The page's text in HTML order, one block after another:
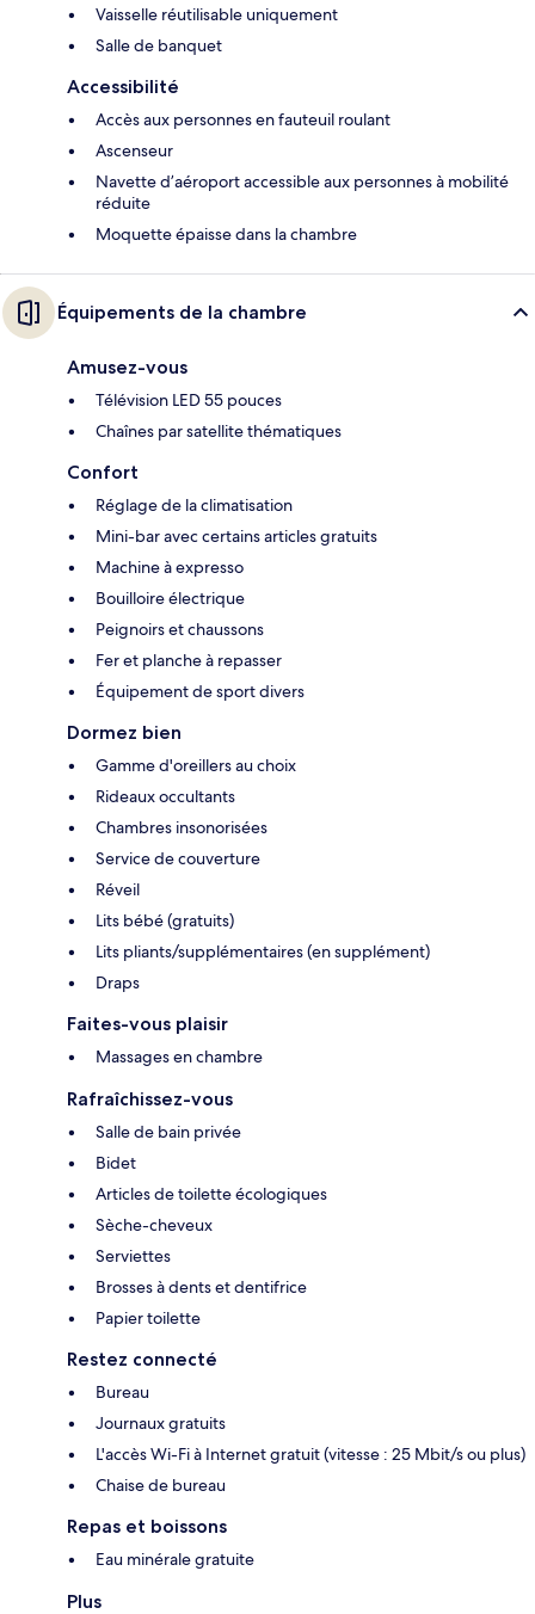
Vaisselle réutilisable uniquement
Salle de banquet
Accessibilité
Accès aux personnes en fauteuil roulant
Ascenseur
Navette d’aéroport accessible aux personnes à mobilité
réduite
Moquette épaisse dans la chambre
Équipements de la chambre
Amusez-vous
Télévision LED 55 pouces
Chaînes par satellite thématiques
Confort
Réglage de la climatisation
Mini-bar avec certains articles gratuits
Machine à expresso
Bouilloire électrique
Peignoirs et chaussons
Fer et planche à repasser
Équipement de sport divers
Dormez bien
Gamme d'oreillers au choix
Rideaux occultants
Chambres insonorisées
Service de couverture
Réveil
Lits bébé (gratuits)
Lits pliants/supplémentaires (en supplément)
Draps
Faites-vous plaisir
Massages en chambre
Rafraîchissez-vous
Salle de bain privée
Bidet
Articles de toilette écologiques
Sèche-cheveux
Serviettes
Brosses à dents et dentifrice
Papier toilette
Restez connecté
Bureau
Journaux gratuits
L'accès Wi-Fi à Internet gratuit (vitesse : 25 Mbit/s ou plus)
Chaise de bureau
Repas et boissons
Eau minérale gratuite
Plus